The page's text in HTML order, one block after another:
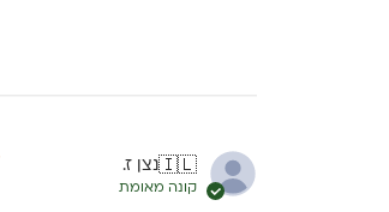
🇮🇱נצן ז.
קונה מאומת